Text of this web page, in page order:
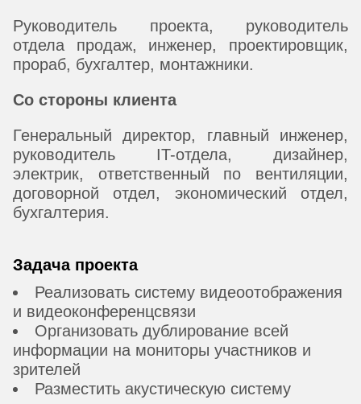
Руководитель проекта, руководитель
отдела продаж, инженер, проектировщик,
прораб, бухгалтер, монтажники.
Со стороны клиента
Генеральный директор, главный инженер,
руководитель IT-отдела, дизайнер,
электрик, ответственный по вентиляции,
договорной отдел, экономический отдел,
бухгалтерия.
Задача проекта
Реализовать систему видеоотображения
и видеоконференцсвязи
Организовать дублирование всей
информации на мониторы участников и
зрителей
Разместить акустическую систему